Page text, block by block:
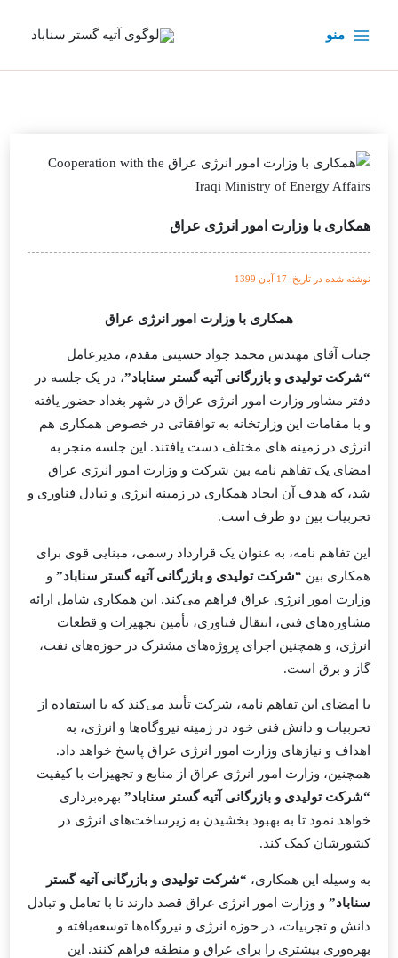
منو
همکاری با وزارت امور انرژی عراق
نوشته شده در تاریخ: 17 آبان 1399
همکاری با وزارت امور انرژی عراق
جناب آقای مهندس محمد جواد حسینی مقدم، مدیرعامل
“شرکت تولیدی و بازرگانی آتیه گستر سناباد”، در یک جلسه در
دفتر مشاور وزارت امور انرژی عراق در شهر بغداد حضور یافته
و با مقامات این وزارتخانه به توافقاتی در خصوص همکاری هم
انرژی در زمینه های مختلف دست یافتند. این جلسه منجر به
امضای یک تفاهم نامه بین شرکت و وزارت امور انرژی عراق
شد، که هدف آن ایجاد همکاری در زمینه انرژی و تبادل فناوری و
تجربیات بین دو طرف است.
این تفاهم نامه، به عنوان یک قرارداد رسمی، مبنایی قوی برای
همکاری بین “شرکت تولیدی و بازرگانی آتیه گستر سناباد”و
وزارت امور انرژی عراق فراهم می‌کند. این همکاری شامل ارائه
مشاوره‌های فنی، انتقال فناوری، تأمین تجهیزات و قطعات
انرژی، و همچنین اجرای پروژه‌های مشترک در حوزه‌های نفت،
گاز و برق است.
با امضای این تفاهم نامه، شرکت تأیید می‌کند که با استفاده از
تجربیات و دانش فنی خود در زمینه نیروگاه‌ها و انرژی، به
اهداف و نیازهای وزارت امور انرژی عراق پاسخ خواهد داد.
همچنین، وزارت امور انرژی عراق از منابع و تجهیزات با کیفیت
“شرکت تولیدی و بازرگانی آتیه گستر سناباد”بهره‌برداری
خواهد نمود تا به بهبود بخشیدن به زیرساخت‌های انرژی در
کشورشان کمک کند.
به وسیله این همکاری، “شرکت تولیدی و بازرگانی آتیه گستر
سناباد”و وزارت امور انرژی عراق قصد دارند تا با تعامل و تبادل
دانش و تجربیات، در حوزه انرژی و نیروگاه‌ها توسعه‌یافته و
بهره‌وری بیشتری را برای عراق و منطقه فراهم کنند. این